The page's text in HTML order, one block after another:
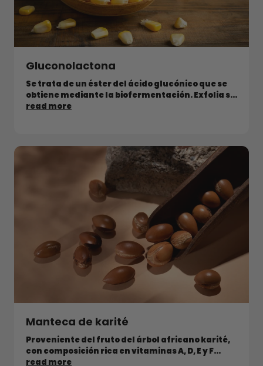
Gluconolactona
Se trata de un éster del ácido glucónico que se
obtiene mediante la biofermentación. Exfolia s...
read more
Manteca de karité
Proveniente del fruto del árbol africano karité,
con composición rica en vitaminas A, D, E y F...
read more